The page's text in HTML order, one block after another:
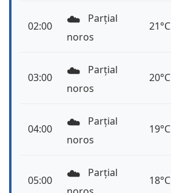
02:00 ☁️
Parțial
noros
21°C
03:00 ☁️
Parțial
noros
20°C
04:00 ☁️
Parțial
noros
19°C
05:00 ☁️
Parțial
18°C